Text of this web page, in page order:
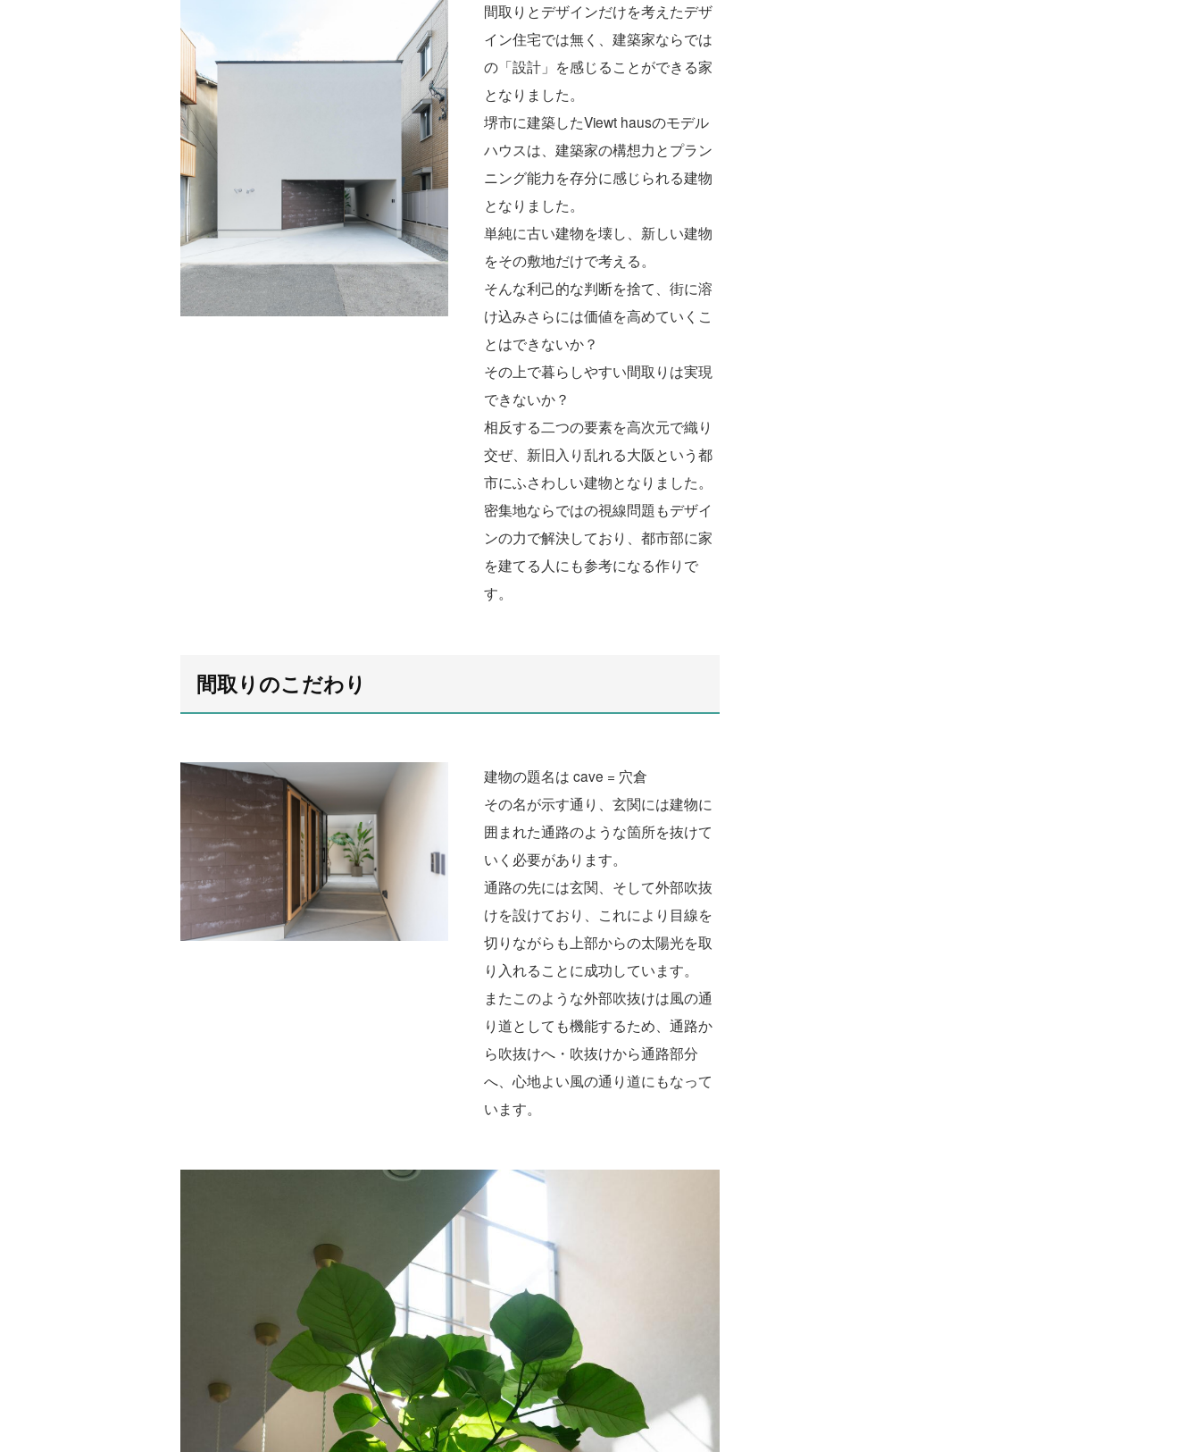
間取りとデザインだけを考えたデザ
イン住宅では無く、建築家ならでは
の「設計」を感じることができる家
となりました。
堺市に建築したViewt hausのモデル
ハウスは、建築家の構想力とプラン
ニング能力を存分に感じられる建物
となりました。
単純に古い建物を壊し、新しい建物
をその敷地だけで考える。
そんな利己的な判断を捨て、街に溶
け込みさらには価値を高めていくこ
とはできないか？
その上で暮らしやすい間取りは実現
できないか？
相反する二つの要素を高次元で織り
交ぜ、新旧入り乱れる大阪という都
市にふさわしい建物となりました。
密集地ならではの視線問題もデザイ
ンの力で解決しており、都市部に家
を建てる人にも参考になる作りで
す。
間取りのこだわり
建物の題名は cave = 穴倉
その名が示す通り、玄関には建物に
囲まれた通路のような箇所を抜けて
いく必要があります。
通路の先には玄関、そして外部吹抜
けを設けており、これにより目線を
切りながらも上部からの太陽光を取
り入れることに成功しています。
またこのような外部吹抜けは風の通
り道としても機能するため、通路か
ら吹抜けへ・吹抜けから通路部分
へ、心地よい風の通り道にもなって
います。